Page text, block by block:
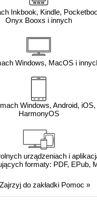
Inkbook, Kindle,
Onyx Booxs i innych
Windows, MacOS i
Windows, Android, iOS,
HarmonyOS
urządzeniach i
formaty: PDF, EPub,
do zakładki Pomoc »